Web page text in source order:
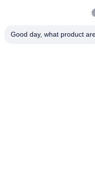
Good day, what product